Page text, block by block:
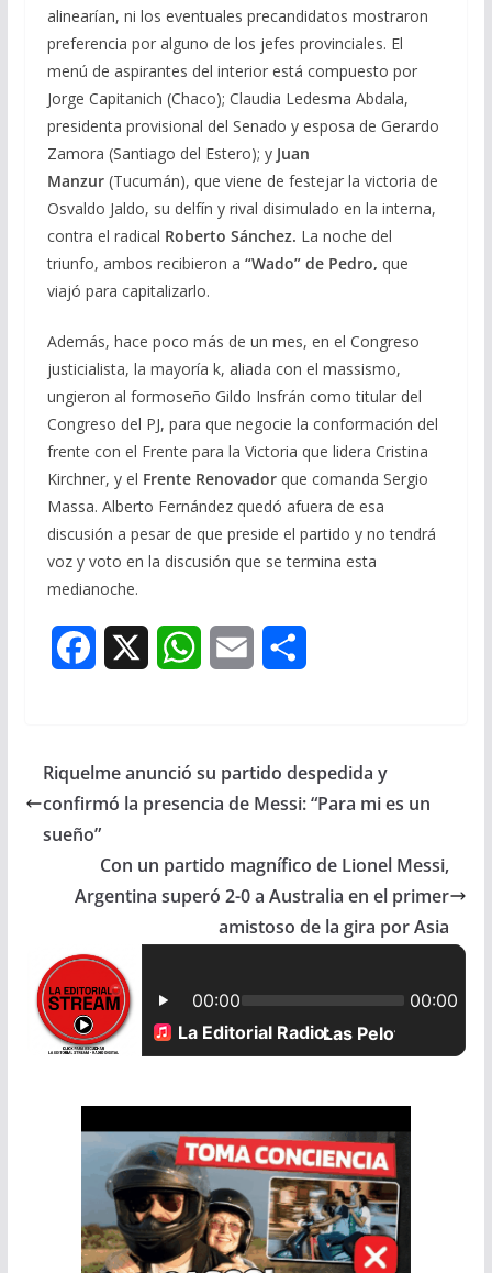
alinearían, ni los eventuales precandidatos mostraron
preferencia por alguno de los jefes provinciales. El
menú de aspirantes del interior está compuesto por
Jorge Capitanich (Chaco); Claudia Ledesma Abdala,
presidenta provisional del Senado y esposa de Gerardo
Zamora (Santiago del Estero); y Juan
Manzur(Tucumán), que viene de festejar la victoria de
Osvaldo Jaldo, su delfín y rival disimulado en la interna,
contra el radical Roberto Sánchez. La noche del
triunfo, ambos recibieron a “Wado” de Pedro, que
viajó para capitalizarlo.
Además, hace poco más de un mes, en el Congreso
justicialista, la mayoría k, aliada con el massismo,
ungieron al formoseño Gildo Insfrán como titular del
Congreso del PJ, para que negocie la conformación del
frente con el Frente para la Victoria que lidera Cristina
Kirchner, y el Frente Renovadorque comanda Sergio
Massa. Alberto Fernández quedó afuera de esa
discusión a pesar de que preside el partido y no tendrá
voz y voto en la discusión que se termina esta
medianoche.
e
b
o
o
k
W
t
A
i
r
Riquelme anunció su partido despedida y
confirmó la presencia de Messi: “Para mi es un
sueño”
Con un partido magnífico de Lionel Messi,
Argentina superó 2-0 a Australia en el primer
amistoso de la gira por Asia